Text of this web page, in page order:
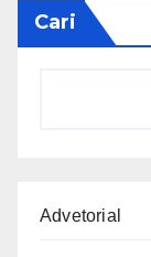
Cari
Advetorial